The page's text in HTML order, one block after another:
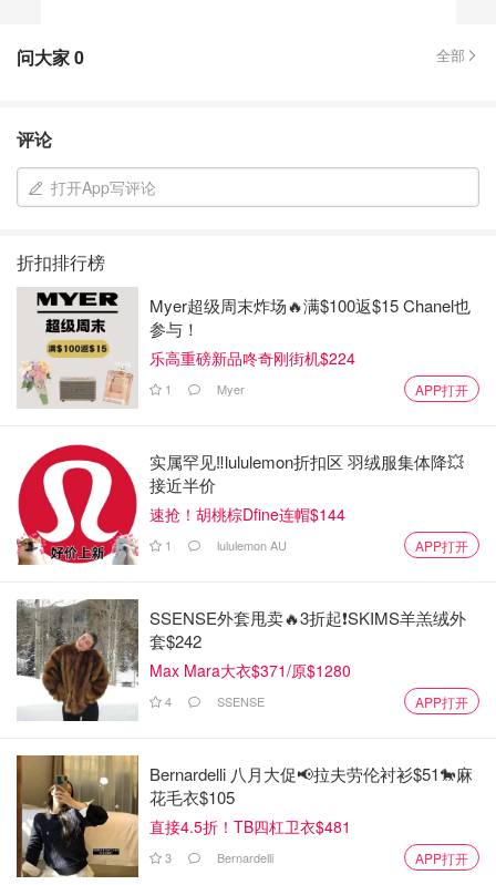
问大家0 全部
评论
打开App写评论
折扣排行榜
Myer超级周末炸场🔥满$100返$15 Chanel也
参与！
乐高重磅新品咚奇刚街机$224
1 Myer APP打开
实属罕见‼️lululemon折扣区 羽绒服集体降💥
接近半价
速抢！胡桃棕Dfine连帽$144
1 lululemon AU APP打开
SSENSE外套甩卖🔥3折起❗SKIMS羊羔绒外
套$242
Max Mara大衣$371/原$1280
4 SSENSE APP打开
Bernardelli 八月大促📢拉夫劳伦衬衫$51🐎麻
花毛衣$105
直接4.5折！TB四杠卫衣$481
3 Bernardelli APP打开